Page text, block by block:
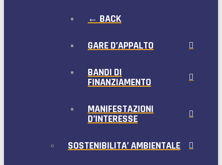
← BACK
GARE D’APPALTO
BANDI DI
FINANZIAMENTO
MANIFESTAZIONI
D’INTERESSE
SOSTENIBILITA’ AMBIENTALE